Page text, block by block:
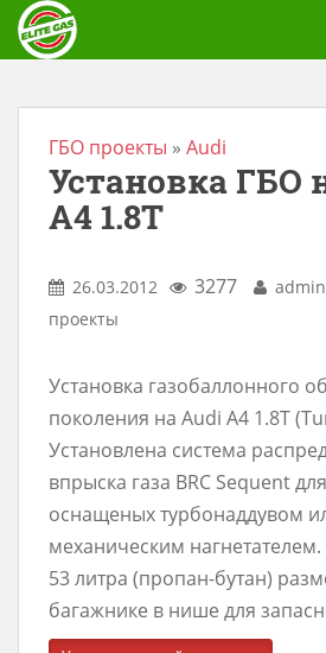
ГБО проекты » Audi
Установка ГБО
A4 1.8T
26.03.2012 3277 admin
проекты
Установка газобаллонного
поколения на Audi A4 1.8T
Установлена система
впрыска газа BRС Sequent
оснащеных турбонаддувом
механическим
53 литра (пропан-бутан)
багажнике в нише для